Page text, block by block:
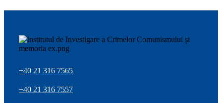
+40 21 316 7565
+40 21 316 7557